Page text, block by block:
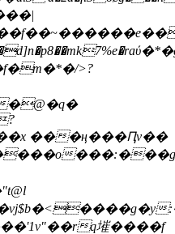
>?
�@�q�
���ң���Ԥv��
q墔����f